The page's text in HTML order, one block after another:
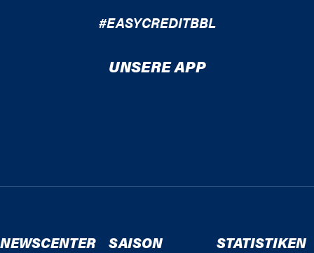
#EASYCREDITBBL
UNSERE APP
NEWSCENTER SAISON STATISTIKEN